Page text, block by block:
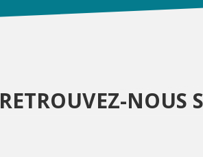
RETROUVEZ-NOUS